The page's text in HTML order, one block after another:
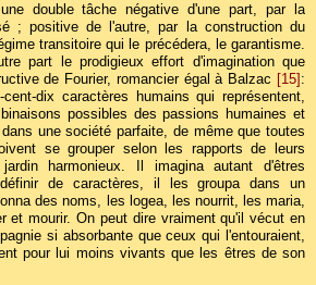
double tâche négative d'une part, par la
; positive de l'autre, par la construction du
transitoire qui le précédera, le garantisme.
part le prodigieux effort d'imagination que
de Fourier, romancier égal à Balzac [15] :
dix caractères humains qui représentent,
possibles des passions humaines et
une société parfaite, de même que toutes
se grouper selon les rapports de leurs
harmonieux. Il imagina autant d'êtres
de caractères, il les groupa dans un
des noms, les logea, les nourrit, les maria,
et mourir. On peut dire vraiment qu'il vécut en
si absorbante que ceux qui l'entouraient,
pour lui moins vivants que les êtres de son